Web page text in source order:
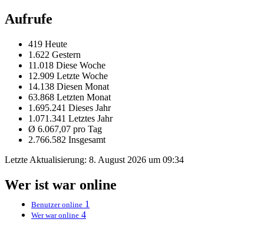
Aufrufe
419 Heute
1.622 Gestern
11.018 Diese Woche
12.909 Letzte Woche
14.138 Diesen Monat
63.868 Letzten Monat
1.695.241 Dieses Jahr
1.071.341 Letztes Jahr
Ø 6.067,07 pro Tag
2.766.582 Insgesamt
Letzte Aktualisierung: 8. August 2026 um 09:34
Wer ist war online
Benutzer online 1
Wer war online 4